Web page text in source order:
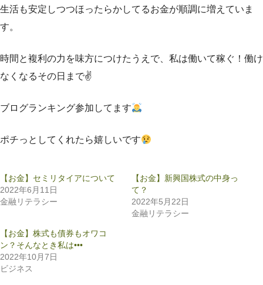
生活も安定しつつほったらかしてるお金が順調に増えていま
す。
時間と複利の力を味方につけたうえで、私は働いて稼ぐ！働け
なくなるその日まで✌️
ブログランキング参加してます
ポチっとしてくれたら嬉しいです
【お金】セミリタイアについて
2022年6月11日
金融リテラシー
【お金】新興国株式の中身っ
て？
2022年5月22日
金融リテラシー
【お金】株式も債券もオワコ
ン？そんなとき私は•••
2022年10月7日
ビジネス